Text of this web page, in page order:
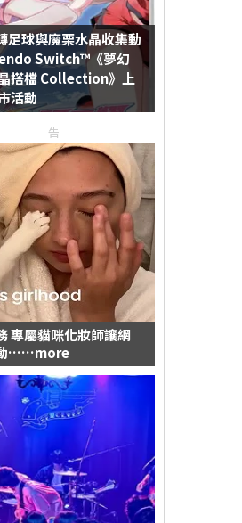
足球與魔栗水晶收集動
Switch™《夢幻
搭檔 Collection》上
活動
告
專屬貓咪化妝師讓網
動……more